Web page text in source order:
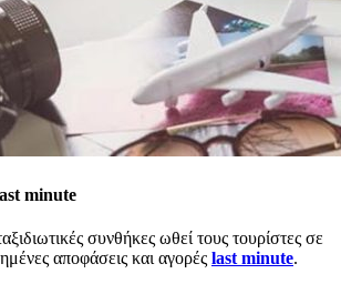
minute
συνθήκες ωθεί τους τουρίστες σε
αποφάσεις και αγορές last minute.